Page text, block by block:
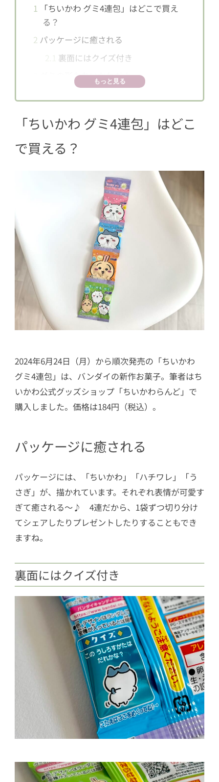
1
「ちいかわ グミ4連包」はどこで買え
る？
2 パッケージに癒される
裏面にはクイズ付き
グミの形もちいかわだよ
もっと見る
「ちいかわ グミ4連包」はどこ
で買える？
2024年6月24日（月）から順次発売の「ちいかわ
グミ4連包」は、バンダイの新作お菓子。筆者はち
いかわ公式グッズショップ「ちいかわらんど」で
購入しました。価格は184円（税込）。
パッケージに癒される
パッケージには、「ちいかわ」「ハチワレ」「う
さぎ」が、描かれています。それぞれ表情が可愛す
ぎて癒される～♪ 4連だから、1袋ずつ切り分け
てシェアしたりプレゼントしたりすることもでき
ますね。
裏面にはクイズ付き